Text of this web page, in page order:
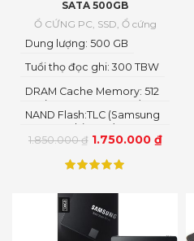
SATA 500GB
Ổ CỨNG PC, SSD, Ổ cứng
1.850.000₫ 1.750.000 ₫
NAND Flash:TLC (Samsung
V-NAND 3bit MLC)
DRAM Cache Memory: 512
MB (Low Power DDR4)
Tuổi thọ đọc ghi: 300 TBW
Dung lượng: 500 GB